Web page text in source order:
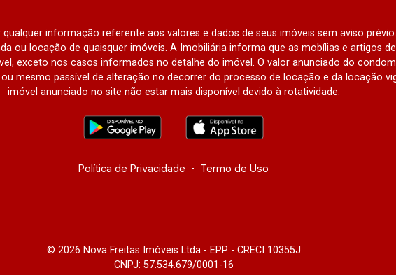
informação referente aos valores e dados de seus imóveis sem aviso
ou locação de quaisquer imóveis. A Imobiliária informa que as mobílias e artigos
exceto nos casos informados no detalhe do imóvel. O valor anunciado do
mesmo passível de alteração no decorrer do processo de locação e da locação
imóvel anunciado no site não estar mais disponível devido à rotatividade.
Política de Privacidade - Termo de Uso
© 2026 Nova Freitas Imóveis Ltda - EPP - CRECI 10355J
CNPJ: 57.534.679/0001-16